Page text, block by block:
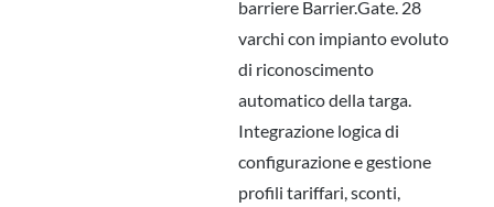
barriere Barrier.Gate. 28
varchi con impianto evoluto
di riconoscimento
automatico della targa.
Integrazione logica di
configurazione e gestione
profili tariffari, sconti,